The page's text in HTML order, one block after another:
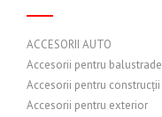
ACCESORII AUTO
Accesorii pentru balustrade
Accesorii pentru construcții
Accesorii pentru exterior